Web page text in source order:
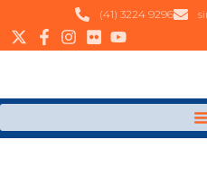
(41) 3224 9296